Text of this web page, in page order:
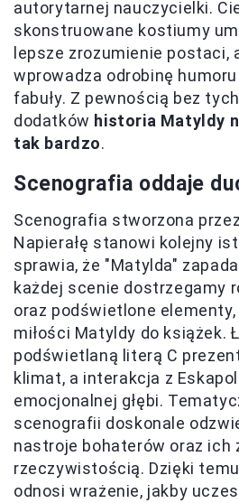
autorytarnej nauczycielki.
skonstruowane kostiumy
lepsze zrozumienie postaci,
wprowadza odrobinę
fabuły. Z pewnością bez
dodatków historia Matyldy
tak bardzo.
Scenografia oddaje
Scenografia stworzona
Napierałę stanowi kolejny
sprawia, że "Matylda"
każdej scenie dostrzegamy
oraz podświetlone
miłości Matyldy do książek.
podświetlaną literą C
klimat, a interakcja z
emocjonalnej głębi.
scenografii doskonale
nastroje bohaterów oraz ich
rzeczywistością. Dzięki
odnosi wrażenie, jakby